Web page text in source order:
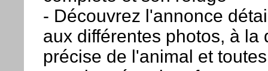
- Découvrez l'annonce
aux différentes photos, à la
précise de l'animal et